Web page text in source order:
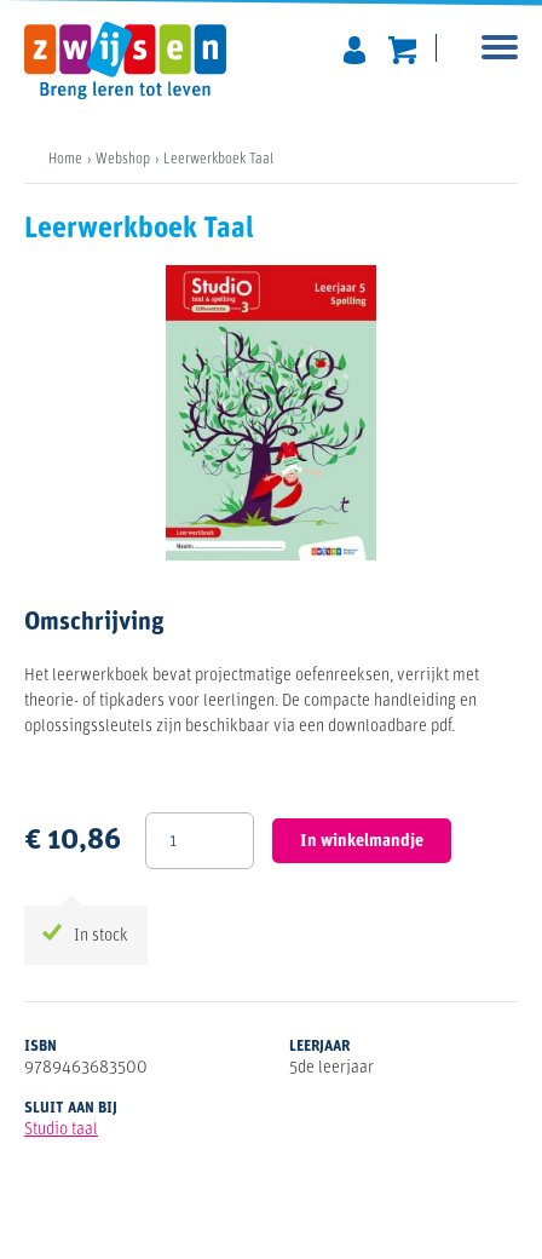
Home Webshop Leerwerkboek Taal
Leerwerkboek Taal
Omschrijving
Het leerwerkboek bevat projectmatige oefenreeksen, verrijkt met
theorie- of tipkaders voor leerlingen. De compacte handleiding en
oplossingssleutels zijn beschikbaar via een downloadbare pdf.
€ 10,86 In winkelmandje
In stock
ISBN
9789463683500
LEERJAAR
5de leerjaar
SLUIT AAN BIJ
Studio taal